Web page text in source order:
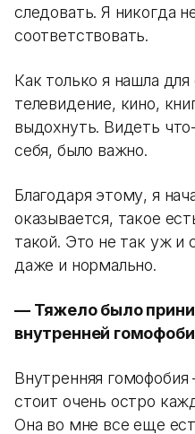
следовать. Я никогда
соответствовать.
Как только я нашла
телевидение, кино,
выдохнуть. Видеть
себя, было важно.
Благодаря этому, я
оказывается, такое
такой. Это не так уж
даже и нормально.
— Тяжело было
внутренней
Внутренняя
стоит очень остро
Она во мне все еще